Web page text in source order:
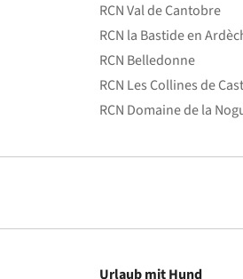
RCN Val de Cantobre
RCN la Bastide en
RCN Belledonne
RCN Les Collines de
RCN Domaine de la
Urlaub mit Hund